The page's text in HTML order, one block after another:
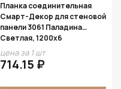
Планка соединительная
Смарт-Декор для стеновой
панели 3061 Паладина
Светлая, 1200x6
цена за 1 шт
714.15 ₽